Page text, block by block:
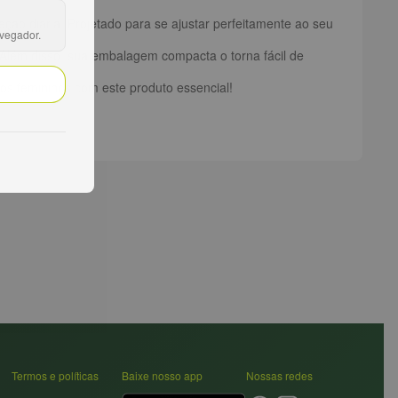
diária. Projetado para se ajustar perfeitamente ao seu
disso, sua embalagem compacta o torna fácil de
femininos com este produto essencial!
Termos e políticas
Baixe nosso app Nossas redes